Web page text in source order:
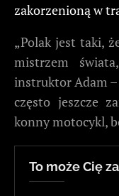
zakorzenioną w
„Polak jest taki,
mistrzem
instruktor Adam –
często jeszcze
konny motocykl,
To może Cię